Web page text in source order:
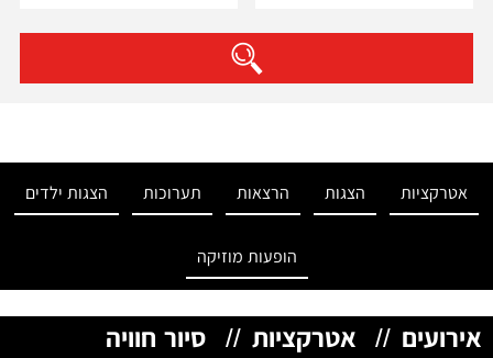
אטרקציות הצגות הרצאות תערוכות הצגות ילדים
הופעות מוזיקה
אירועים // אטרקציות //
סיור חוויה